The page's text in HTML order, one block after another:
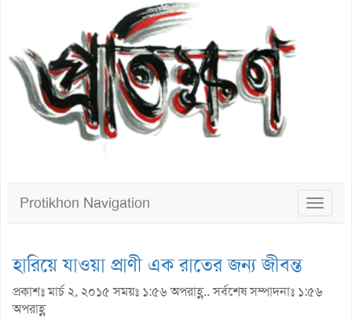
Toggle
Protikhon Navigation
হারিয়ে যাওয়া প্রাণী এক রাতের জন্য জীবন্ত
প্রকাশঃ মার্চ ২, ২০১৫ সময়ঃ ১:৫৬ অপরাহ্ণ.. সর্বশেষ সম্পাদনাঃ ১:৫৬
অপরাহ্ণ